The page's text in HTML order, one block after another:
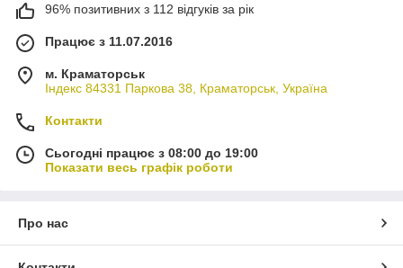
96% позитивних з 112 відгуків за рік
Працює з 11.07.2016
м. Краматорськ
Індекс 84331 Паркова 38, Краматорськ, Україна
Контакти
Сьогодні працює з 08:00 до 19:00
Показати весь графік роботи
Про нас